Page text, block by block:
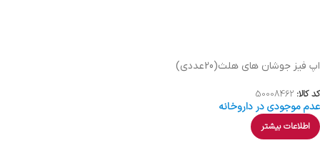
اپ فیز جوشان های هلث(20عددی)
کد کالا: 50008462
عدم موجودی در داروخانه
اطلاعات بیشتر